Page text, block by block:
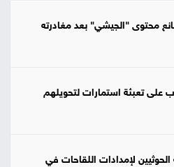
محتوى "الجيشي" بعد مغادرته
على تعبئة استمارات لتحويلهم
لإمدادات اللقاحات في